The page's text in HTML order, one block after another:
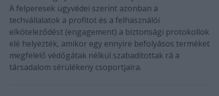
A felperesek ügyvédei szerint azonban a
techvállalatok a profitot és a felhasználói
elköteleződést (engagement) a biztonsági protokollok
elé helyezték, amikor egy ennyire befolyásos terméket
megfelelő védőgátak nélkül szabadítottak rá a
társadalom sérülékeny csoportjaira.